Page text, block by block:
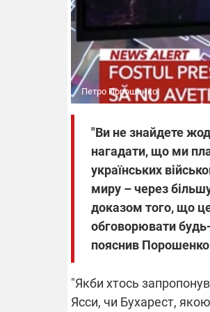
Петро Порошенко
"Ви не знайдете
нагадати, що ми
українських
миру – через
доказом того, що
обговорювати будь-
пояснив
"Якби хтось
Ясси, чи Бухарест,